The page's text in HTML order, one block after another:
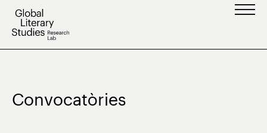
Vés
Convocatòries